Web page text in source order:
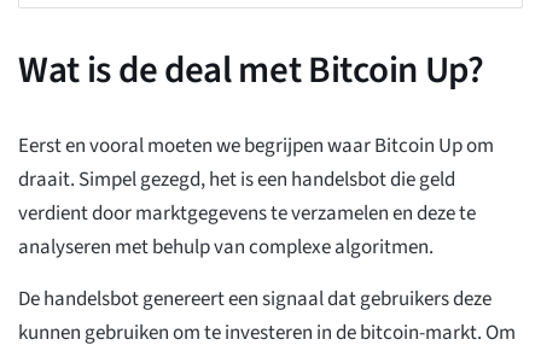
Wat is de deal met Bitcoin Up?
Eerst en vooral moeten we begrijpen waar Bitcoin Up om
draait. Simpel gezegd, het is een handelsbot die geld
verdient door marktgegevens te verzamelen en deze te
analyseren met behulp van complexe algoritmen.
De handelsbot genereert een signaal dat gebruikers deze
kunnen gebruiken om te investeren in de bitcoin-markt. Om